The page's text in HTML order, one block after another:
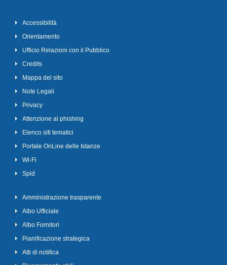
Accessibilità
Orientamento
Ufficio Relazioni con il Pubblico
Credits
Mappa del sito
Note Legali
Privacy
Attenzione al phishing
Elenco siti tematici
Portale OnLine delle Istanze
Wi-Fi
Spid
Amministrazione trasparente
Albo Ufficiale
Albo Fornitori
Pianificazione strategica
Atti di notifica